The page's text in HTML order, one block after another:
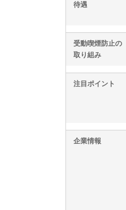
待遇
受動喫煙防止の
取り組み
注目ポイント
企業情報